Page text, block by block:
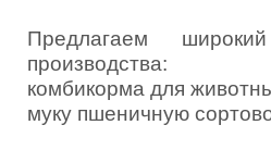
Предлагаем
производства:
комбикорма для
муку пшеничную